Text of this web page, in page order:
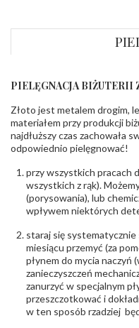
INNE PARAMETRY
Producent
odpowiedzialny:
PZ
Opole;
Bezpieczeństwo
ostrzeżenia:
Nie nadaje
PIELĘGNACJA BIŻUTERII
Złoto jest metalem drogim,
materiałem przy produkcji
najdłuższy czas zachowała
odpowiednio pielęgnować!
przy wszystkich pracach
wszystkich z rąk).
(porysowania), lub
wpływem niektórych
staraj się systematycznie
miesiącu przemyć (za
płynem do mycia naczyń
zanieczyszczeń
zanurzyć w specjalnym
przeszczotkować i
w ten sposób rzadziej